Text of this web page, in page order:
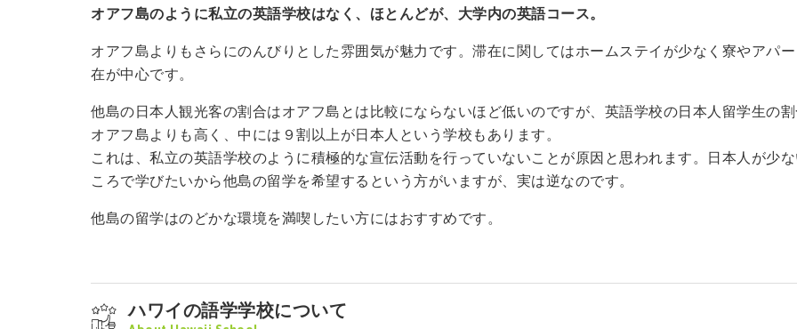
オアフ島のように私立の英語学校はなく、ほとんどが、大学内の英語コース。
オアフ島よりもさらにのんびりとした雰囲気が魅力です。滞在に関してはホームステイが少なく寮やアパ
在が中心です。
他島の日本人観光客の割合はオアフ島とは比較にならないほど低いのですが、英語学校の日本人留学生の
オアフ島よりも高く、中には９割以上が日本人という学校もあります。
これは、私立の英語学校のように積極的な宣伝活動を行っていないことが原因と思われます。日本人が少な
ころで学びたいから他島の留学を希望するという方がいますが、実は逆なのです。
他島の留学はのどかな環境を満喫したい方にはおすすめです。
ハワイの語学学校について